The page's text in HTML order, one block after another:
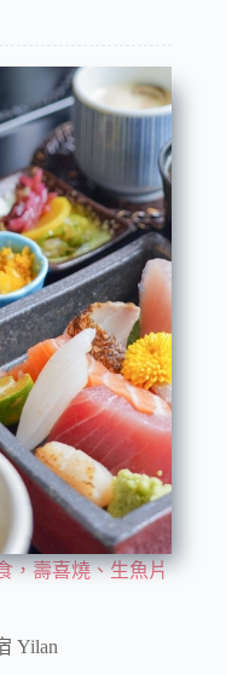
，壽喜燒、生魚片
Yilan